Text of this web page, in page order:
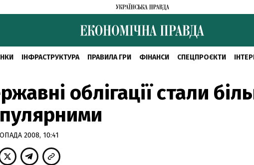
ІНФРАСТРУКТУРА ПРАВИЛА ГРИ ФІНАНСИ СПЕЦПРОЄКТИ
облігації стали
2008, 10:41